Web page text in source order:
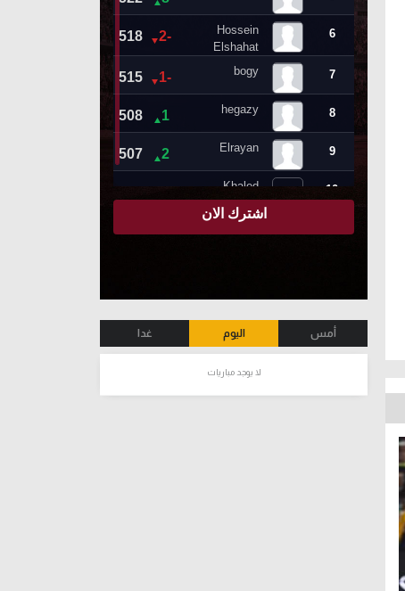
أمس اليوم غدا
لا يوجد مباريات